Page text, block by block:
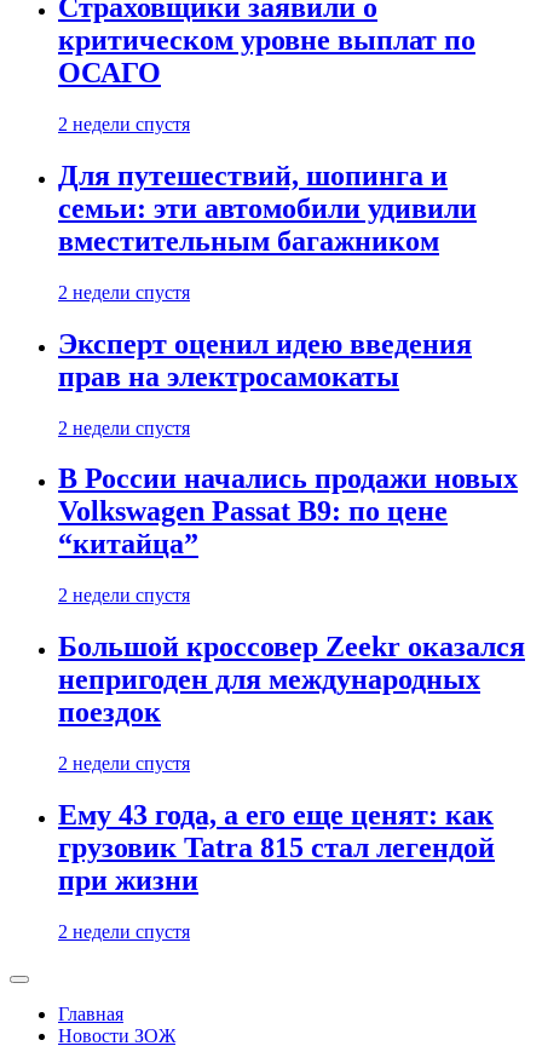
Страховщики заявили о
критическом уровне выплат по
ОСАГО
2 недели спустя
Для путешествий, шопинга и
семьи: эти автомобили удивили
вместительным багажником
2 недели спустя
Эксперт оценил идею введения
прав на электросамокаты
2 недели спустя
В России начались продажи новых
Volkswagen Passat B9: по цене
“китайца”
2 недели спустя
Большой кроссовер Zeekr оказался
непригоден для международных
поездок
2 недели спустя
Ему 43 года, а его еще ценят: как
грузовик Tatra 815 стал легендой
при жизни
2 недели спустя
Главная
Новости ЗОЖ